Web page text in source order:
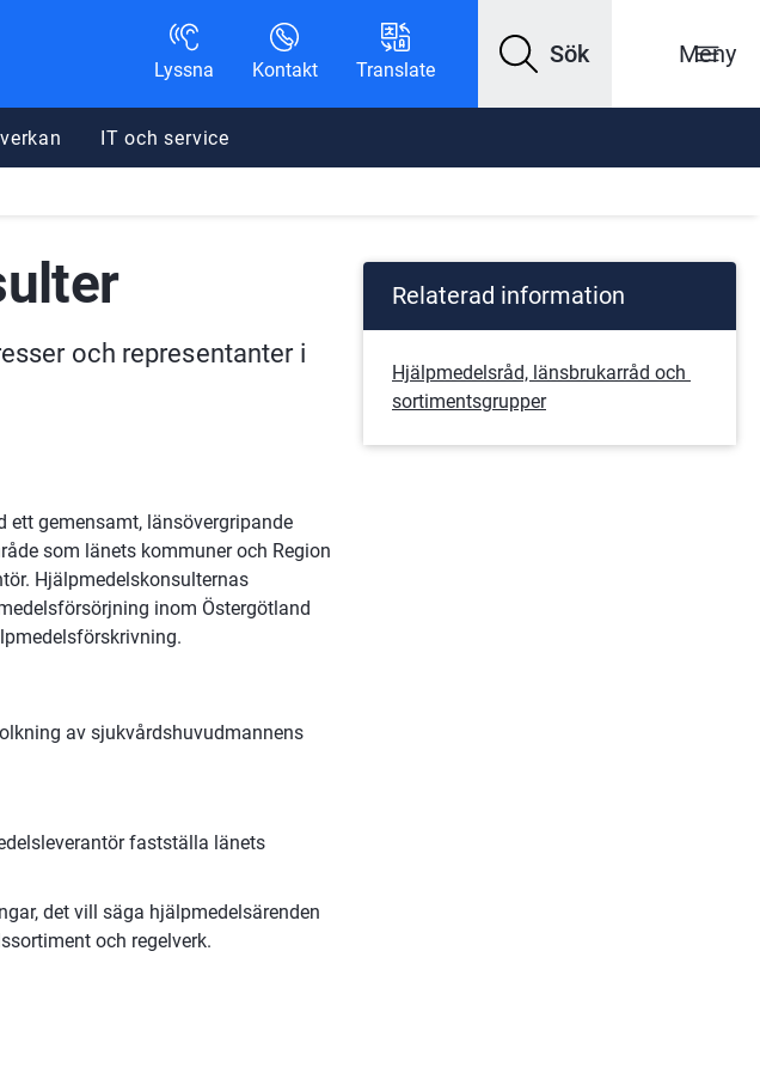
Lyssna Kontakt Translate
Sök Meny
IT och service
och representanter i
ett gemensamt, länsövergripande
som länets kommuner och Region
Hjälpmedelskonsulternas
inom Östergötland
av sjukvårdshuvudmannens
fastställa länets
det vill säga hjälpmedelsärenden
och regelverk.
Relaterad information
Hjälpmedelsråd, länsbrukarråd och
sortimentsgrupper